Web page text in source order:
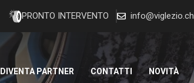
PRONTO INTERVENTO info@viglezio.ch
DIVENTA PARTNER CONTATTI NOVITÀ